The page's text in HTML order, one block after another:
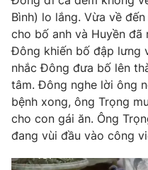
Bình) lo lắng. Vừa về
cho bố anh và Huyền đã
Đông khiến bố đập lưng
nhắc Đông đưa bố lên
tâm. Đông nghe lời ông
bệnh xong, ông Trọng
cho con gái ăn. Ông
đang vùi đầu vào công